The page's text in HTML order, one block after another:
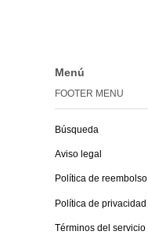
Menú
FOOTER MENU
Búsqueda
Aviso legal
Política de reembolso
Política de privacidad
Términos del servicio